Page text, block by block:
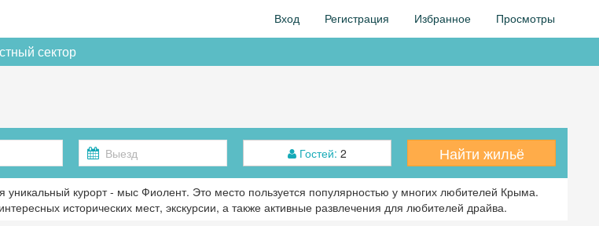
Вход Регистрация Избранное Просмотры
сектор
Гостей: 2 Найти жильё
уникальный курорт - мыс Фиолент. Это место пользуется популярностью у многих любителей Крыма.
исторических мест, экскурсии, а также активные развлечения для любителей драйва.